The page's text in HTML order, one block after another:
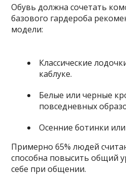
Обувь должна сочетать
базового гардероба
модели:
Классические
каблуке.
Белые или черные
повседневных
Осенние ботинки
Примерно 65% людей
способна повысить общий
себе при общении.